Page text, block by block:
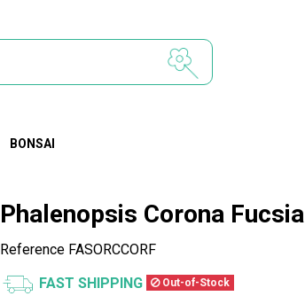
BONSAI
Phalenopsis Corona Fucsia
Reference FASORCCORF
FAST SHIPPING Out-of-Stock